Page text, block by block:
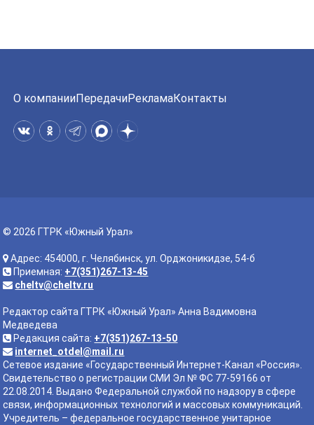
О компанииПередачиРекламаКонтакты
© 2026 ГТРК «Южный Урал»
Адрес: 454000, г. Челябинск, ул. Орджоникидзе, 54-б
Приемная: +7(351)267-13-45
cheltv@cheltv.ru
Редактор сайта ГТРК «Южный Урал» Анна Вадимовна
Медведева
Редакция сайта: +7(351)267-13-50
internet_otdel@mail.ru
Сетевое издание «Государственный Интернет-Канал «Россия».
Свидетельство о регистрации СМИ Эл № ФС 77-59166 от
22.08.2014. Выдано Федеральной службой по надзору в сфере
связи, информационных технологий и массовых коммуникаций.
Учредитель – федеральное государственное унитарное